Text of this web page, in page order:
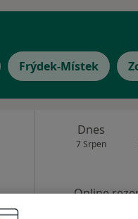
Frýdek-Místek
Dnes
7 Srpen
Online